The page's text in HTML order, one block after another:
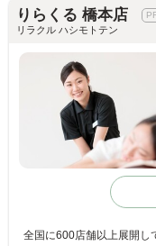
りらくる 橋本店
リラクル ハシモトテン